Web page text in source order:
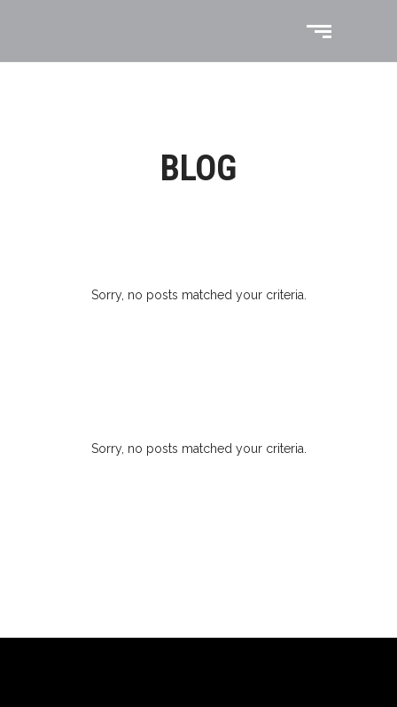
BLOG
Sorry, no posts matched your criteria.
Sorry, no posts matched your criteria.